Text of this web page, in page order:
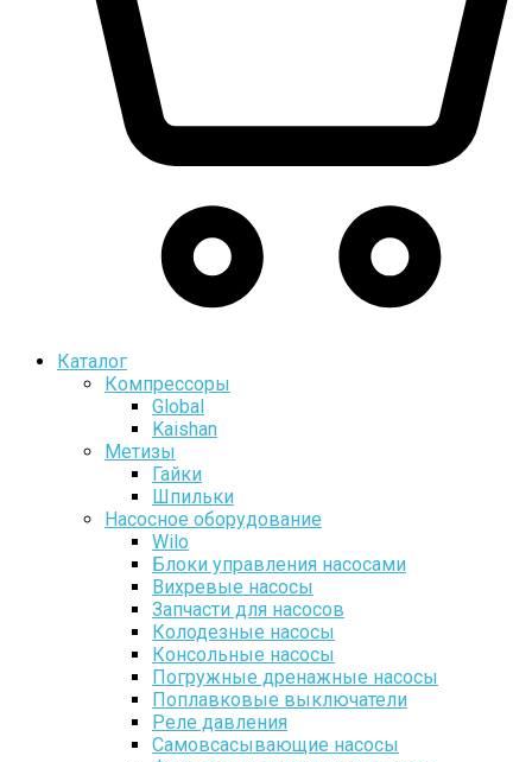
Каталог
Компрессоры
Global
Kaishan
Метизы
Гайки
Шпильки
Насосное оборудование
Wilo
Блоки управления насосами
Вихревые насосы
Запчасти для насосов
Колодезные насосы
Консольные насосы
Погружные дренажные насосы
Поплавковые выключатели
Реле давления
Самовсасывающие насосы